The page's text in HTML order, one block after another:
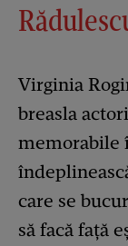
Virginia
breasla
memorabile
care se
să facă față